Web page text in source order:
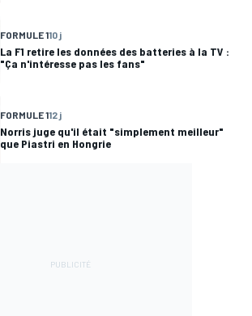
FORMULE 110 j
La F1 retire les données des batteries à la TV :
"Ça n'intéresse pas les fans"
FORMULE 112 j
Norris juge qu'il était "simplement meilleur"
que Piastri en Hongrie